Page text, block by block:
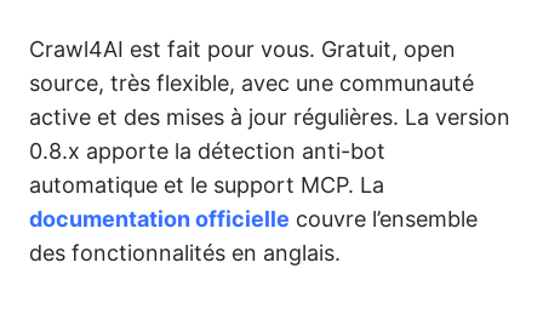
Crawl4AI est fait pour vous. Gratuit, open
source, très flexible, avec une communauté
active et des mises à jour régulières. La version
0.8.x apporte la détection anti-bot
automatique et le support MCP. La
documentation officielle couvre l’ensemble
des fonctionnalités en anglais.